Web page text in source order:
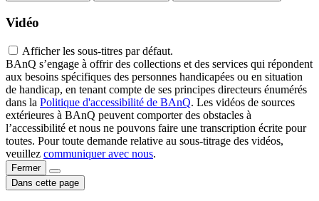
Vidéo
Afficher les sous-titres par défaut.
BAnQ s’engage à offrir des collections et des services qui répondent
aux besoins spécifiques des personnes handicapées ou en situation
de handicap, en tenant compte de ses principes directeurs énumérés
dans la Politique d'accessibilité de BAnQ. Les vidéos de sources
extérieures à BAnQ peuvent comporter des obstacles à
l’accessibilité et nous ne pouvons faire une transcription écrite pour
toutes. Pour toute demande relative au sous-titrage des vidéos,
veuillez communiquer avec nous.
Fermer
Dans cette page